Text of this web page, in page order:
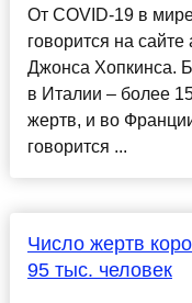
От COVID-19 в
говорится на сайте
Джонса Хопкинса.
в Италии – более
жертв, и во
говорится ...
Число жертв
95 тыс. человек